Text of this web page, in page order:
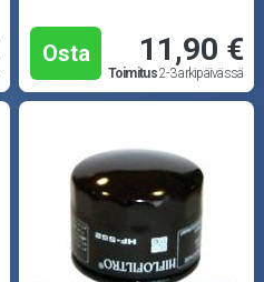
Osta 11,90 €
Toimitus2-3 arkipäivässä